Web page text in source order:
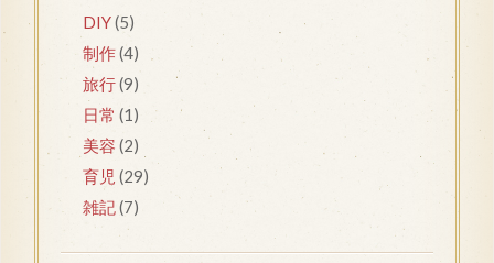
DIY(5)
制作(4)
旅行(9)
日常 (1)
美容 (2)
育児 (29)
雑記(7)